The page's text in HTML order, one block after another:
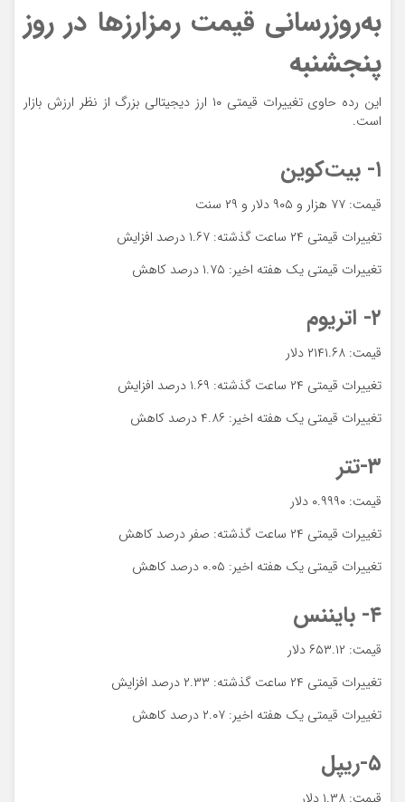
به‌روزرسانی قیمت رمزارزها در روز
پنجشنبه
این رده حاوی تغییرات قیمتی ۱۰ ارز دیجیتالی بزرگ از نظر ارزش بازار
است.
۱- بیت‌کوین
قیمت: ۷۷ هزار و ۹۰۵ دلار و ۲۹ سنت
تغییرات قیمتی ۲۴ ساعت گذشته: ۱.۶۷ درصد افزایش
تغییرات قیمتی یک هفته اخیر: ۱.۷۵ درصد کاهش
۲- اتریوم
قیمت: ۲۱۴۱.۶۸ دلار
تغییرات قیمتی ۲۴ ساعت گذشته: ۱.۶۹ درصد افزایش
تغییرات قیمتی یک هفته اخیر: ۴.۸۶ درصد کاهش
۳-تتر
قیمت: ۰.۹۹۹۰ دلار
تغییرات قیمتی ۲۴ ساعت گذشته: صفر درصد کاهش
تغییرات قیمتی یک هفته اخیر: ۰.۰۵ درصد کاهش
۴- بایننس
قیمت: ۶۵۳.۱۲ دلار
تغییرات قیمتی ۲۴ ساعت گذشته: ۲.۳۳ درصد افزایش
تغییرات قیمتی یک هفته اخیر: ۲.۰۷ درصد کاهش
۵-ریپل